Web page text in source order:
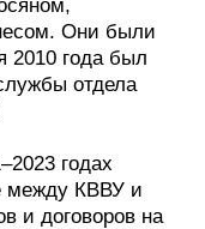
Они были
2010 года был
отдела
годах
между КВВУ и
и договоров на